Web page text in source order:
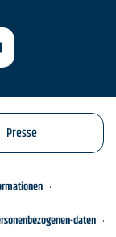
Presse
daten